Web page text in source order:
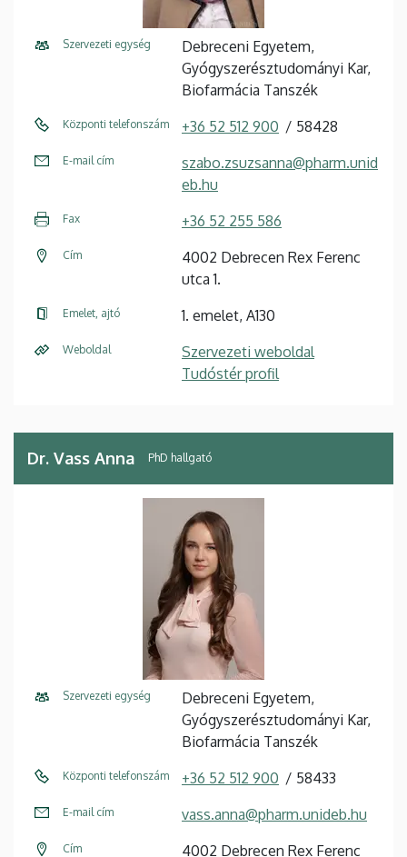
Szervezeti egység
Debreceni Egyetem,
Gyógyszerésztudományi Kar,
Biofarmácia Tanszék
Központi telefonszám +36 52 512 900 58428
E-mail cím
szabo.zsuzsanna@pharm.unid
eb.hu
Fax +36 52 255 586
Cím
4002 Debrecen Rex Ferenc
utca 1.
Emelet, ajtó 1. emelet, A130
Weboldal
Szervezeti weboldal
Tudóstér profil
Dr. Vass Anna PhD hallgató
Szervezeti egység
Debreceni Egyetem,
Gyógyszerésztudományi Kar,
Biofarmácia Tanszék
Központi telefonszám +36 52 512 900 58433
E-mail cím vass.anna@pharm.unideb.hu
Cím 4002 Debrecen Rex Ferenc